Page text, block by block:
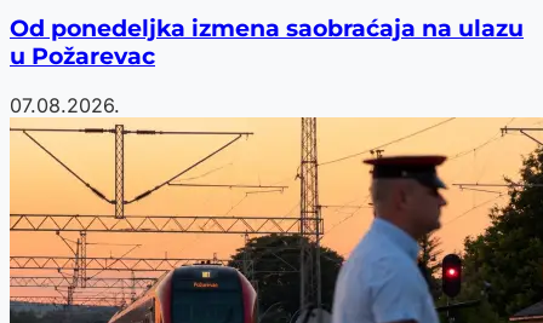
Od ponedeljka izmena saobraćaja na ulazu
u Požarevac
07.08.2026.